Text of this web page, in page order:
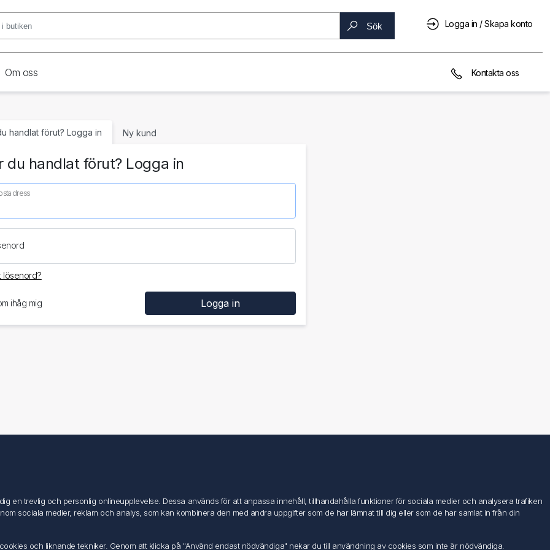
Sök Logga in / Skapa konto
Om oss Kontakta oss
handlat förut? Logga in Ny kund
du handlat förut? Logga in
lösenord?
ihåg mig
Mina ordrar
en trevlig och personlig onlineupplevelse. Dessa används för att anpassa innehåll, tillhandahålla funktioner för sociala medier och analysera trafiken
sociala medier, reklam och analys, som kan kombinera den med andra uppgifter som de har lämnat till dig eller som de har samlat in från din
och liknande tekniker. Genom att klicka på "Använd endast nödvändiga" nekar du till användning av cookies som inte är nödvändiga.